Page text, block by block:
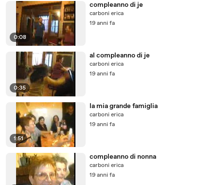
0:08
compleanno di je
carboni erica
19 anni fa
0:35
al compleanno di je
carboni erica
19 anni fa
1:51
la mia grande famiglia
carboni erica
19 anni fa
compleanno di nonna
carboni erica
19 anni fa